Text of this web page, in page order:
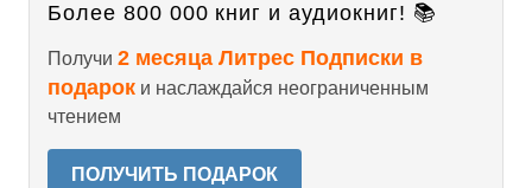
Более 800 000 книг и аудиокниг! 📚
Получи 2 месяца Литрес Подписки в
подарок и наслаждайся неограниченным
чтением
ПОЛУЧИТЬ ПОДАРОК